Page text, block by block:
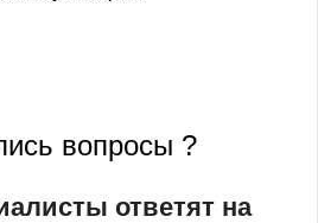
вопросы ?
ответят на